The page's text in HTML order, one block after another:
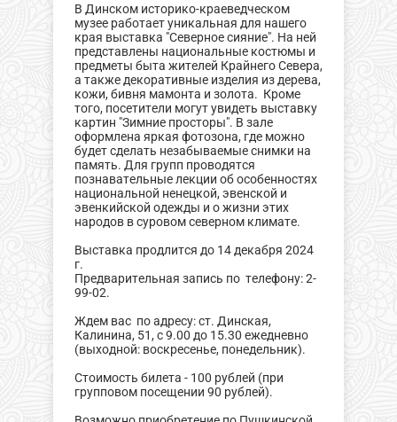
В Динском историко-краеведческом
музее работает уникальная для нашего
края выставка "Северное сияние". На ней
представлены национальные костюмы и
предметы быта жителей Крайнего Севера,
а также декоративные изделия из дерева,
кожи, бивня мамонта и золота. Кроме
того, посетители могут увидеть выставку
картин "Зимние просторы". В зале
оформлена яркая фотозона, где можно
будет сделать незабываемые снимки на
память. Для групп проводятся
познавательные лекции об особенностях
национальной ненецкой, эвенской и
эвенкийской одежды и о жизни этих
народов в суровом северном климате.
Выставка продлится до 14 декабря 2024
г.
Предварительная запись по телефону: 2-
99-02.
Ждем вас по адресу: ст. Динская,
Калинина, 51, с 9.00 до 15.30 ежедневно
(выходной: воскресенье, понедельник).
Стоимость билета - 100 рублей (при
групповом посещении 90 рублей).